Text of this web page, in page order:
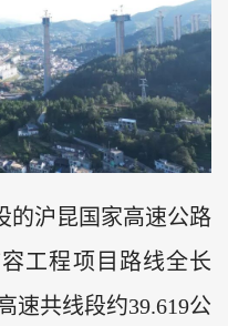
的沪昆国家高速公路
工程项目路线全长
速共线段约39.619公